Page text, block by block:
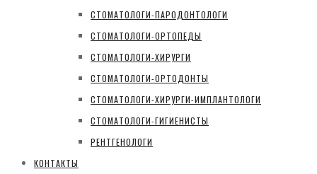
СТОМАТОЛОГИ-ПАРОДОНТОЛОГИ
СТОМАТОЛОГИ-ОРТОПЕДЫ
СТОМАТОЛОГИ-ХИРУРГИ
СТОМАТОЛОГИ-ОРТОДОНТЫ
СТОМАТОЛОГИ-ХИРУРГИ-ИМПЛАНТОЛОГИ
СТОМАТОЛОГИ-ГИГИЕНИСТЫ
РЕНТГЕНОЛОГИ
КОНТАКТЫ